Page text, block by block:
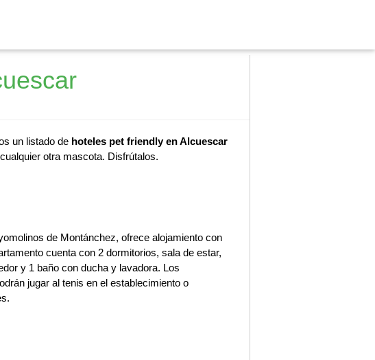
un listado de hoteles pet friendly en Alcuescar
otra mascota. Disfrútalos.
de Montánchez, ofrece alojamiento con
cuenta con 2 dormitorios, sala de estar,
y 1 baño con ducha y lavadora. Los
jugar al tenis en el establecimiento o